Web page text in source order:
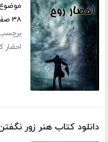
۳۸ صفحه
احضار
دانلود کتاب هنر زور